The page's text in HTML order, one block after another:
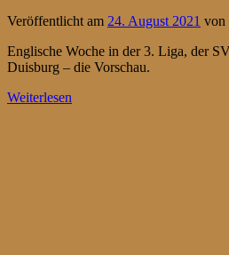
Veröffentlicht am 24. August 2021 von
Englische Woche in der 3. Liga, der
Duisburg – die Vorschau.
Weiterlesen